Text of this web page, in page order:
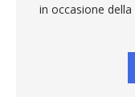
in occasione